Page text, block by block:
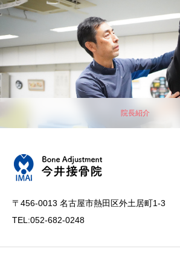
院長紹介
〒456-0013 名古屋市熱田区外土居町1-3
TEL:052-682-0248